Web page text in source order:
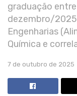
graduação
dezembro/
Engenharias
Química e
7 de outubro de 2025